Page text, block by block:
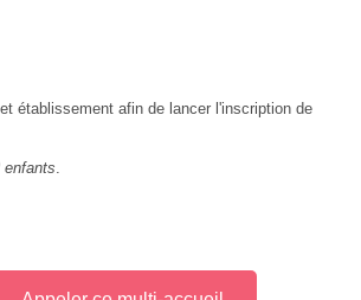
établissement afin de lancer l'inscription de
enfants